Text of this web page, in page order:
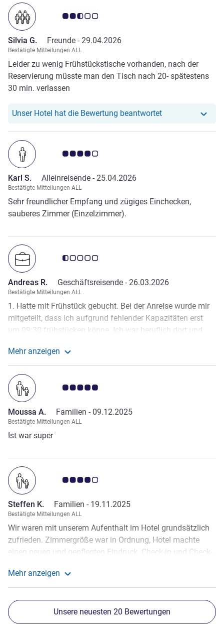
Note Kundenmeinungen 2.5/5
Silvia G. Freunde - 29.04.2026
Bestätigte Mitteilungen ALL
Leider zu wenig Frühstückstische vorhanden, nach der
Reservierung müsste man den Tisch nach 20- spätestens
30 min. verlassen
Unser Hotel hat die Bewertung beantwortetUnser Hotel hat
Note Kundenmeinungen 4.0/5
Karl S. Alleinreisende - 25.04.2026
Bestätigte Mitteilungen ALL
Sehr freundlicher Empfang und zügiges Einchecken,
sauberes Zimmer (Einzelzimmer).
Note Kundenmeinungen 0.5/5
Andreas R. Geschäftsreisende - 26.03.2026
Bestätigte Mitteilungen ALL
1. Hatte mit Frühstück gebucht. Bei der Anreise wurde mir
mitgeteilt, dass ich aufgrund fehlender Kapazitäten erst
um 09:30 frühstücken könne. Ich war beruflich dort und
unfreundlichen Mitarbeiter meinten dann das wäre mein
Problem. 2. Als ich ankam, gab es kein Wasser. Kein
Duschen, kein Zähneputzen etc. Das hatte man mir aber
bei der Anreise nicht mal mitgeteilt. Als ich festgestellt
hatte, bin ich wieder zur Rezeption, aber für die Mitarbeiter
schien das ganz normal zu sein. Insgesamt das
schlechteste Hotel in Madrid, in dem ich je war.
Mehr anzeigen
Note Kundenmeinungen 5.0/5
Moussa A. Familien - 09.12.2025
Bestätigte Mitteilungen ALL
Ist war super
Note Kundenmeinungen 4.0/5
Steffen K. Familien - 19.11.2025
Bestätigte Mitteilungen ALL
Wir waren mit unserem Aufenthalt im Hotel grundsätzlich
zufrieden. Zimmergröße war in Ordnung, Hotel machte
einen neuen und gepflegten Eindruck. Check-in und Check-
Verbesserung: - Bad war in der Ecken dreckig und könnte
sauberer sein - Nur zwei große Handtücher für zwei
Personen, keine Handtücher zum Gesicht waschen o.ä.,
zudem wurden diese bei 4 Nächten auch nie getauscht.
Mehr anzeigen
Unsere neuesten 20 Bewertungen